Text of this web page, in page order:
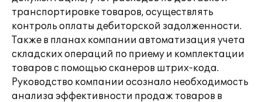
транспортировке товаров, осуществлять
контроль оплаты дебиторской задолженности.
Также в планах компании автоматизация учета
складских операций по приему и комплектации
товаров с помощью сканеров штрих-кода.
Руководство компании осознало необходимость
анализа эффективности продаж товаров в